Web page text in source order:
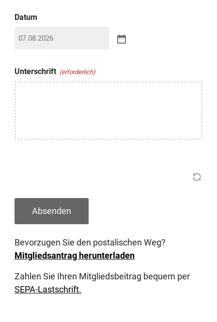
Datum
Unterschrift (erforderlich)
Absenden
Bevorzugen Sie den postalischen Weg?
Mitgliedsantrag herunterladen
Zahlen Sie Ihren Mitgliedsbeitrag bequem per
SEPA-Lastschrift.